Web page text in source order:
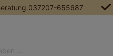
037207-655687